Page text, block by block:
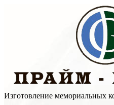
Изготовление мемориальных